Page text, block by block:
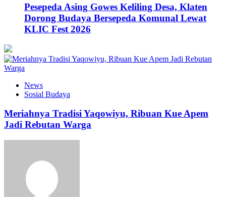
Pesepeda Asing Gowes Keliling Desa, Klaten
Dorong Budaya Bersepeda Komunal Lewat
KLIC Fest 2026
News
Sosial Budaya
Meriahnya Tradisi Yaqowiyu, Ribuan Kue Apem
Jadi Rebutan Warga